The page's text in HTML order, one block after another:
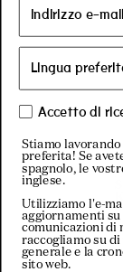
Accetto di
Stiamo
preferita! Se
spagnolo, le
inglese.
Utilizziamo l'e-
aggiornamenti
comunicazioni di
raccogliamo su
generale e la
sito web.